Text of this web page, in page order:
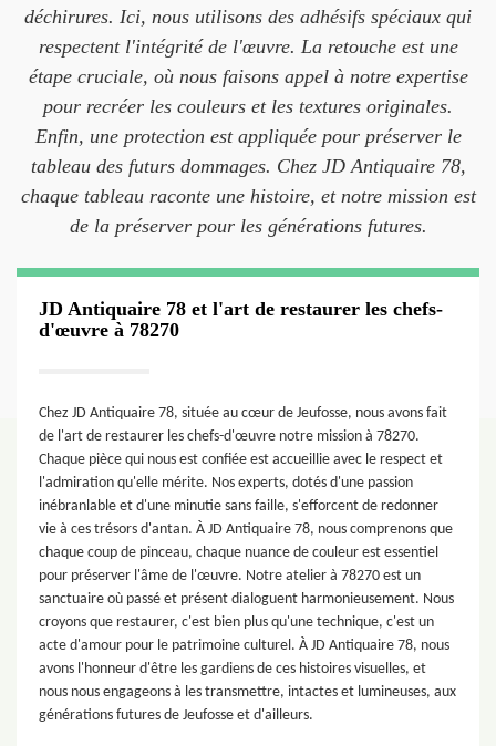
déchirures. Ici, nous utilisons des adhésifs spéciaux qui
respectent l'intégrité de l'œuvre. La retouche est une
étape cruciale, où nous faisons appel à notre expertise
pour recréer les couleurs et les textures originales.
Enfin, une protection est appliquée pour préserver le
tableau des futurs dommages. Chez JD Antiquaire 78,
chaque tableau raconte une histoire, et notre mission est
de la préserver pour les générations futures.
JD Antiquaire 78 et l'art de restaurer les chefs-
d'œuvre à 78270
Chez JD Antiquaire 78, située au cœur de Jeufosse, nous avons fait
de l'art de restaurer les chefs-d'œuvre notre mission à 78270.
Chaque pièce qui nous est confiée est accueillie avec le respect et
l'admiration qu'elle mérite. Nos experts, dotés d'une passion
inébranlable et d'une minutie sans faille, s'efforcent de redonner
vie à ces trésors d'antan. À JD Antiquaire 78, nous comprenons que
chaque coup de pinceau, chaque nuance de couleur est essentiel
pour préserver l'âme de l'œuvre. Notre atelier à 78270 est un
sanctuaire où passé et présent dialoguent harmonieusement. Nous
croyons que restaurer, c'est bien plus qu'une technique, c'est un
acte d'amour pour le patrimoine culturel. À JD Antiquaire 78, nous
avons l'honneur d'être les gardiens de ces histoires visuelles, et
nous nous engageons à les transmettre, intactes et lumineuses, aux
générations futures de Jeufosse et d'ailleurs.